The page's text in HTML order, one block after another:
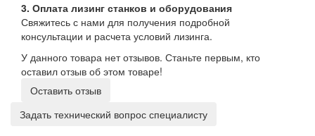
3. Оплата лизинг станков и оборудования
Свяжитесь с нами для получения подробной
консультации и расчета условий лизинга.
У данного товара нет отзывов. Станьте первым, кто
оставил отзыв об этом товаре!
Оставить отзыв
Задать технический вопрос специалисту